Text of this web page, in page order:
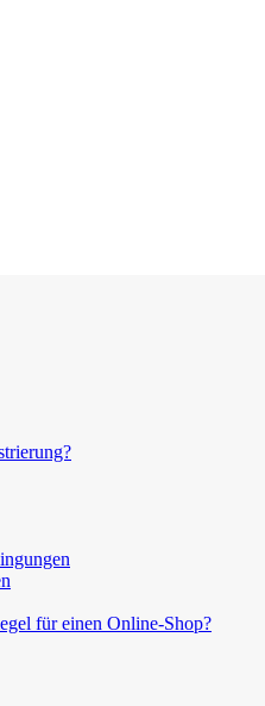
für einen Online-Shop?